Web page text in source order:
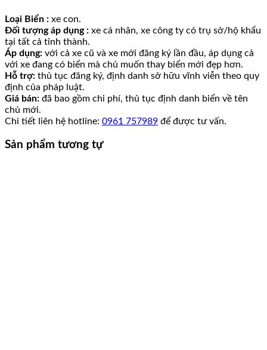
Loại Biển : xe con.
Đối tượng áp dụng : xe cá nhân, xe công ty có trụ sở/hộ khẩu
tại tất cả tỉnh thành.
Áp dụng: với cả xe cũ và xe mới đăng ký lần đầu, áp dụng cả
với xe đang có biển mà chủ muốn thay biển mới đẹp hơn.
Hỗ trợ: thủ tục đăng ký, định danh sở hữu vĩnh viễn theo quy
định của pháp luật.
Giá bán: đã bao gồm chi phí, thủ tục định danh biển về tên
chủ mới.
Chi tiết liên hệ hotline: 0961 757989 để được tư vấn.
Sản phẩm tương tự